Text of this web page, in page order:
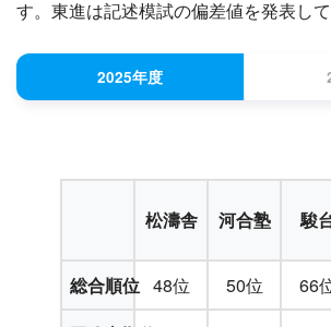
す。東進は記述模試の偏差値を発表して
2025年度
松濤舎 河合塾 駿
総合順位 48位 50位 66